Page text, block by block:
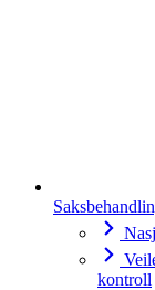
kontroll